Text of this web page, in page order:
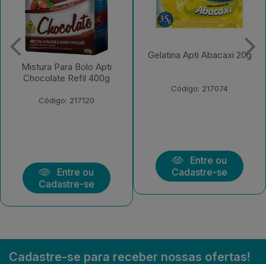
Gelatina Apti Abacaxi 20g
Entre ou
Cadastre-se
Gelatina Apti Limao 20g
Código: 217075
Entre ou
Cadastre-se
Cadastre-se para receber nossas ofertas!